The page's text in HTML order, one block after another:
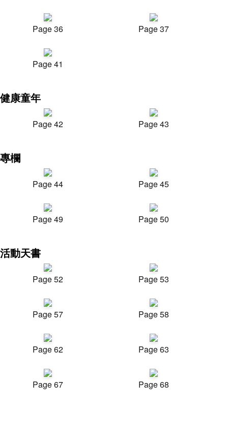
Page 36 Page 37
Page 41
健康童年
Page 42 Page 43
專欄
Page 44 Page 45
Page 49 Page 50
活動天書
Page 52 Page 53
Page 57 Page 58
Page 62 Page 63
Page 67 Page 68